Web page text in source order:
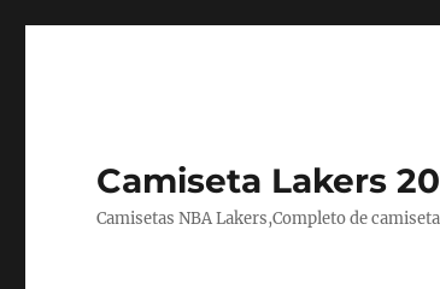
Camiseta Lakers
Camisetas NBA Lakers,Completo de